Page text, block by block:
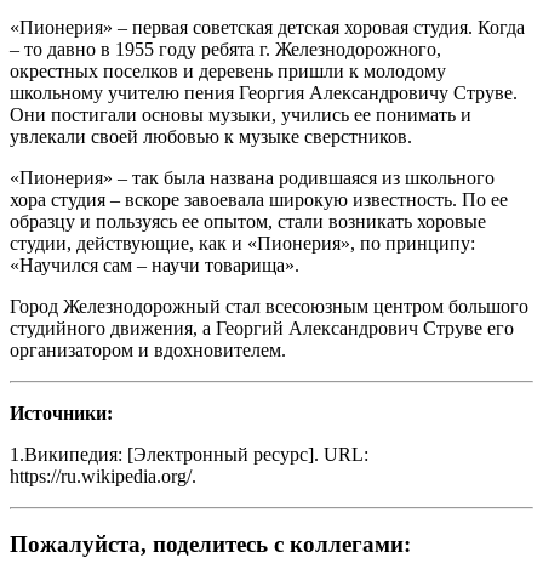
«Пионерия» – первая советская детская хоровая студия. Когда
– то давно в 1955 году ребята г. Железнодорожного,
окрестных поселков и деревень пришли к молодому
школьному учителю пения Георгия Александровичу Струве.
Они постигали основы музыки, учились ее понимать и
увлекали своей любовью к музыке сверстников.
«Пионерия» – так была названа родившаяся из школьного
хора студия – вскоре завоевала широкую известность. По ее
образцу и пользуясь ее опытом, стали возникать хоровые
студии, действующие, как и «Пионерия», по принципу:
«Научился сам – научи товарища».
Город Железнодорожный стал всесоюзным центром большого
студийного движения, а Георгий Александрович Струве его
организатором и вдохновителем.
Источники:
1.Википедия: [Электронный ресурс]. URL:
https://ru.wikipedia.org/.
Пожалуйста, поделитесь с коллегами: